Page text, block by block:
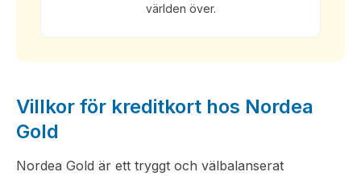
världen över.
Villkor för kreditkort hos Nordea
Gold
Nordea Gold är ett tryggt och välbalanserat